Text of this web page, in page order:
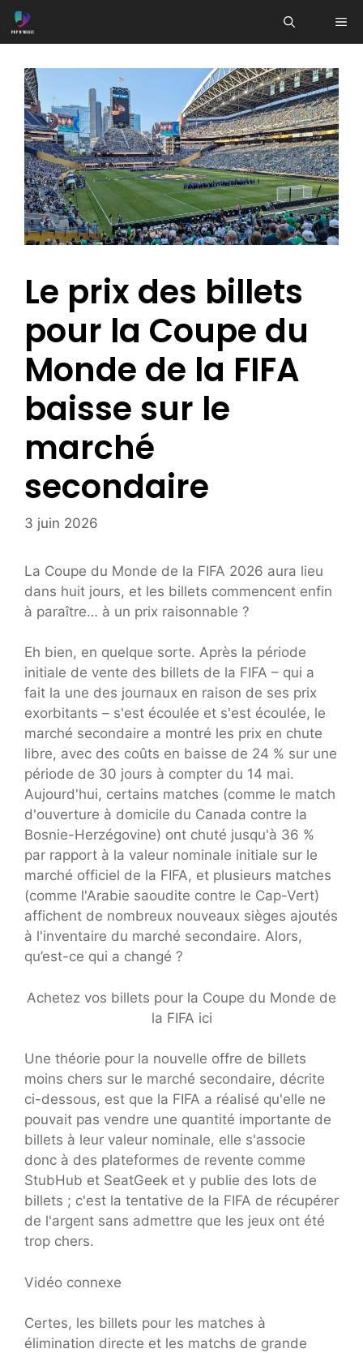
Aller
au
Le prix des billets
pour la Coupe du
Monde de la FIFA
baisse sur le
marché
secondaire
3 juin 2026
La Coupe du Monde de la FIFA 2026 aura lieu
dans huit jours, et les billets commencent enfin
à paraître… à un prix raisonnable ?
Eh bien, en quelque sorte. Après la période
initiale de vente des billets de la FIFA – qui a
fait la une des journaux en raison de ses prix
exorbitants – s'est écoulée et s'est écoulée, le
marché secondaire a montré les prix en chute
libre, avec des coûts en baisse de 24 % sur une
période de 30 jours à compter du 14 mai.
Aujourd'hui, certains matches (comme le match
d'ouverture à domicile du Canada contre la
Bosnie-Herzégovine) ont chuté jusqu'à 36 %
par rapport à la valeur nominale initiale sur le
marché officiel de la FIFA, et plusieurs matches
(comme l'Arabie saoudite contre le Cap-Vert)
affichent de nombreux nouveaux sièges ajoutés
à l'inventaire du marché secondaire. Alors,
qu’est-ce qui a changé ?
Achetez vos billets pour la Coupe du Monde de
la FIFA ici
Une théorie pour la nouvelle offre de billets
moins chers sur le marché secondaire, décrite
ci-dessous, est que la FIFA a réalisé qu'elle ne
pouvait pas vendre une quantité importante de
billets à leur valeur nominale, elle s'associe
donc à des plateformes de revente comme
StubHub et SeatGeek et y publie des lots de
billets ; c'est la tentative de la FIFA de récupérer
de l'argent sans admettre que les jeux ont été
trop chers.
Vidéo connexe
Certes, les billets pour les matches à
élimination directe et les matchs de grande